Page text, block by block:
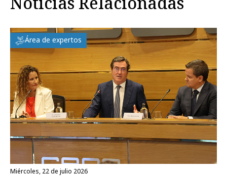
Área de expertos
miércoles, 22 de julio 2026